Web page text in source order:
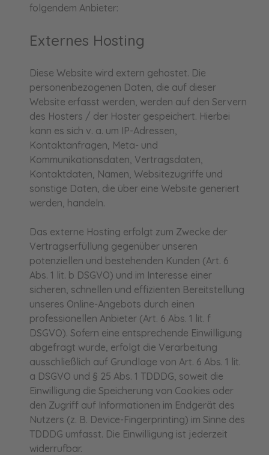
folgendem Anbieter:
Externes Hosting
Diese Website wird extern gehostet. Die
personenbezogenen Daten, die auf dieser
Website erfasst werden, werden auf den Servern
des Hosters / der Hoster gespeichert. Hierbei
kann es sich v. a. um IP-Adressen,
Kontaktanfragen, Meta- und
Kommunikationsdaten, Vertragsdaten,
Kontaktdaten, Namen, Websitezugriffe und
sonstige Daten, die über eine Website generiert
werden, handeln.
Das externe Hosting erfolgt zum Zwecke der
Vertragserfüllung gegenüber unseren
potenziellen und bestehenden Kunden (Art. 6
Abs. 1 lit. b DSGVO) und im Interesse einer
sicheren, schnellen und effizienten Bereitstellung
unseres Online-Angebots durch einen
professionellen Anbieter (Art. 6 Abs. 1 lit. f
DSGVO). Sofern eine entsprechende Einwilligung
abgefragt wurde, erfolgt die Verarbeitung
ausschließlich auf Grundlage von Art. 6 Abs. 1 lit.
a DSGVO und § 25 Abs. 1 TDDDG, soweit die
Einwilligung die Speicherung von Cookies oder
den Zugriff auf Informationen im Endgerät des
Nutzers (z. B. Device-Fingerprinting) im Sinne des
TDDDG umfasst. Die Einwilligung ist jederzeit
widerrufbar.